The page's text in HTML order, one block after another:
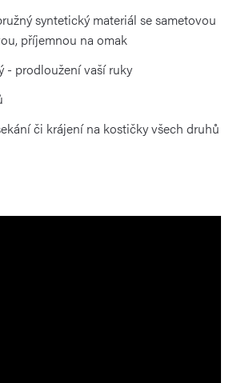
syntetický materiál se sametovou
příjemnou na omak
- prodloužení vaší ruky
či krájení na kostičky všech druhů